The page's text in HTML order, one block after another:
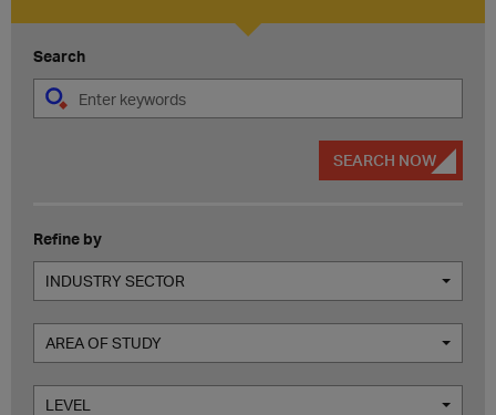
Search
SEARCH NOW
Refine by
INDUSTRY SECTOR
AREA OF STUDY
LEVEL